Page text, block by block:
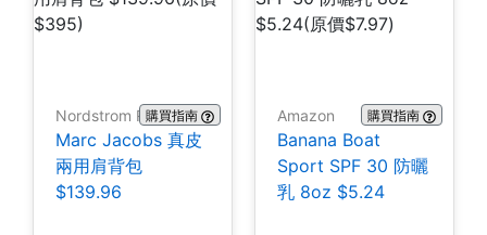
Nordstrom Rack購買指南
Marc Jacobs 真皮
兩用肩背包
$139.96
Amazon 購買指南
Banana Boat
Sport SPF 30 防曬
乳 8oz $5.24